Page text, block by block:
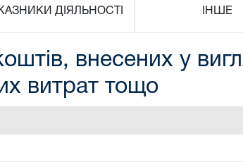
ДІЯЛЬНОСТІ ІНШЕ
внесених у
витрат тощо